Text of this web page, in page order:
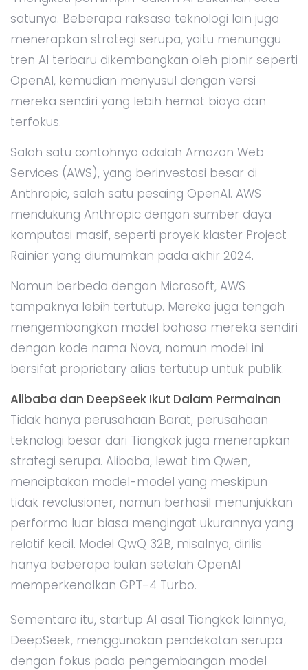
satunya. Beberapa raksasa teknologi lain juga
menerapkan strategi serupa, yaitu menunggu
tren AI terbaru dikembangkan oleh pionir seperti
OpenAI, kemudian menyusul dengan versi
mereka sendiri yang lebih hemat biaya dan
terfokus.
Salah satu contohnya adalah Amazon Web
Services (AWS), yang berinvestasi besar di
Anthropic, salah satu pesaing OpenAI. AWS
mendukung Anthropic dengan sumber daya
komputasi masif, seperti proyek klaster Project
Rainier yang diumumkan pada akhir 2024.
Namun berbeda dengan Microsoft, AWS
tampaknya lebih tertutup. Mereka juga tengah
mengembangkan model bahasa mereka sendiri
dengan kode nama Nova, namun model ini
bersifat proprietary alias tertutup untuk publik.
Alibaba dan DeepSeek Ikut Dalam Permainan
Tidak hanya perusahaan Barat, perusahaan
teknologi besar dari Tiongkok juga menerapkan
strategi serupa. Alibaba, lewat tim Qwen,
menciptakan model-model yang meskipun
tidak revolusioner, namun berhasil menunjukkan
performa luar biasa mengingat ukurannya yang
relatif kecil. Model QwQ 32B, misalnya, dirilis
hanya beberapa bulan setelah OpenAI
memperkenalkan GPT-4 Turbo.
Sementara itu, startup AI asal Tiongkok lainnya,
DeepSeek, menggunakan pendekatan serupa
dengan fokus pada pengembangan model